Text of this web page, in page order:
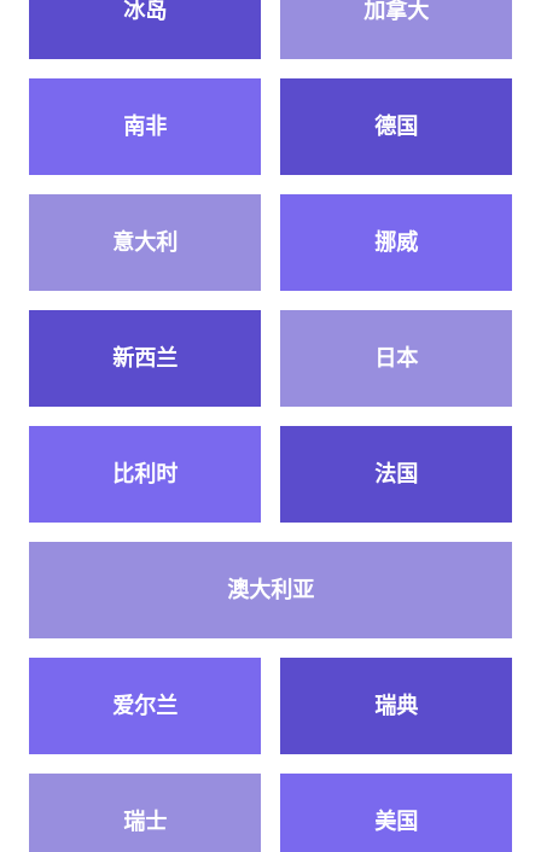
冰岛 加拿大
南非 德国
意大利 挪威
新西兰 日本
比利时 法国
澳大利亚
爱尔兰 瑞典
瑞士 美国